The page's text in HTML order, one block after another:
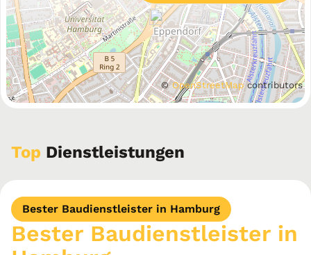
©OpenStreetMapcontributors
Top Dienstleistungen
Bester Baudienstleister in Hamburg
Bester Baudienstleister in